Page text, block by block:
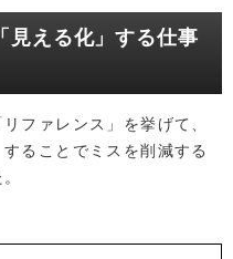
見える化」する仕事
ファレンス」を挙げて、
ることでミスを削減する